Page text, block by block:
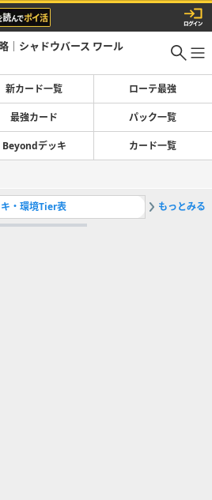
｜シャドウバース ワール
新カード一覧 ローテ最強
最強カード パック一覧
Beyondデッキ カード一覧
・環境Tier表 2
もっとみる